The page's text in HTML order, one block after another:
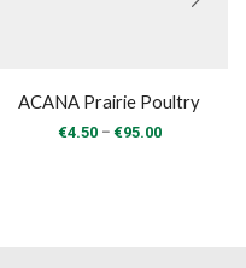
ACANA Prairie Poultry
€4.50 – €95.00Price